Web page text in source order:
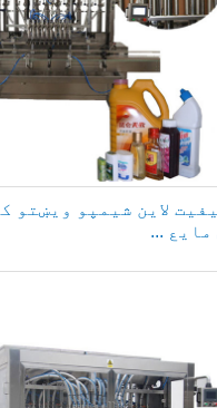
لاین شیمپو ویښتو
...